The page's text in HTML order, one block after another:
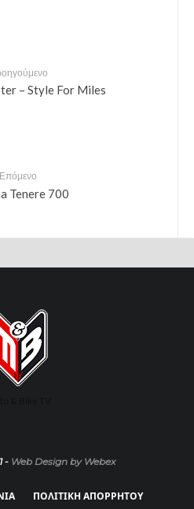
– Style For Miles
Επόμενο
Tenere 700
- Web Design by Webex
ΠΟΛΙΤΙΚΗ ΑΠΟΡΡΗΤΟΥ